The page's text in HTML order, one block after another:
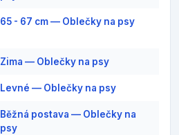
65 - 67 cm — Oblečky na psy
Zima — Oblečky na psy
Levné — Oblečky na psy
Běžná postava — Oblečky na
psy